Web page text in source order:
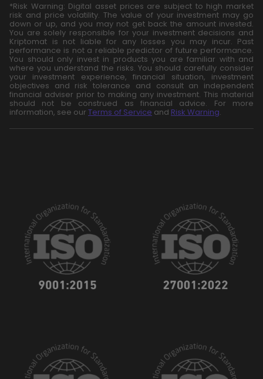
*Risk Warning: Digital asset prices are subject to high market
risk and price volatility. The value of your investment may go
down or up, and you may not get back the amount invested.
You are solely responsible for your investment decisions and
Kriptomat is not liable for any losses you may incur. Past
performance is not a reliable predictor of future performance.
You should only invest in products you are familiar with and
where you understand the risks. You should carefully consider
your investment experience, financial situation, investment
objectives and risk tolerance and consult an independent
financial adviser prior to making any investment. This material
should not be construed as financial advice. For more
information, see our Terms of Service and Risk Warning.